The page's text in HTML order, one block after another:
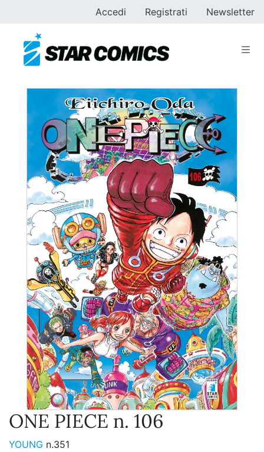
Accedi Registrati Newsletter
ONE PIECE n. 106
YOUNG n.351